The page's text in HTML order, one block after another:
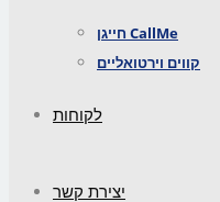
חייגן CallMe
קווים וירטואליים
לקוחות
יצירת קשר